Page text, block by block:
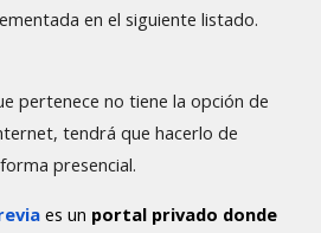
en el siguientelistado.
pertenece no tiene la opción de
tendrá que hacerlo de
presencial.
es un portal privado donde